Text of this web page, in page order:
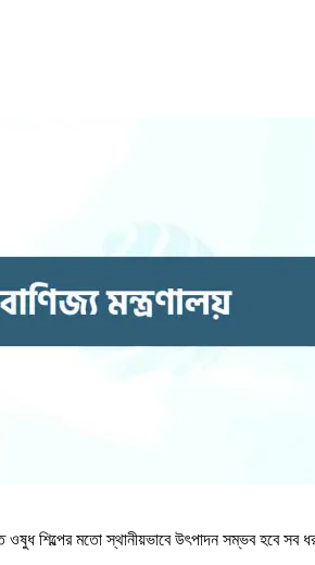
শিল্পের মতো স্থানীয়ভাবে উৎপাদন সম্ভব হবে সব